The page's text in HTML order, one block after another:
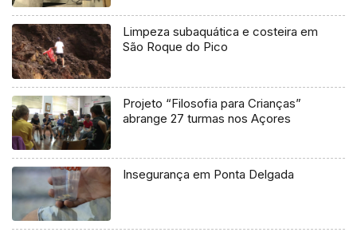
Limpeza subaquática e costeira em
São Roque do Pico
Projeto “Filosofia para Crianças”
abrange 27 turmas nos Açores
Insegurança em Ponta Delgada